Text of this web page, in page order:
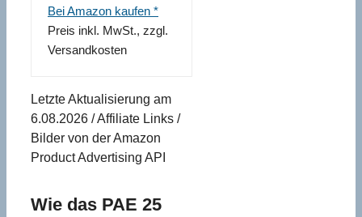
Bei Amazon kaufen *
Preis inkl. MwSt., zzgl.
Versandkosten
Letzte Aktualisierung am
6.08.2026 / Affiliate Links /
Bilder von der Amazon
Product Advertising API
Wie das PAE 25